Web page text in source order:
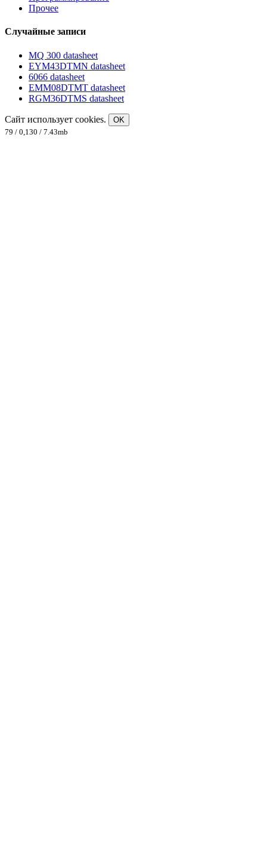
Прочее
Случайные записи
MQ 300 datasheet
EYM43DTMN datasheet
6066 datasheet
EMM08DTMT datasheet
RGM36DTMS datasheet
Сайт использует cookies.
OK
79 / 0,130 / 7.43mb